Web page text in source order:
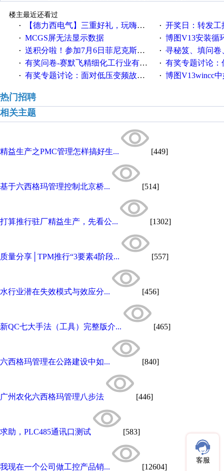
楼主最近还看过
·
【德力西电气】三重好礼，玩嗨夏日！ · 开奖日：转发工控速派
· MCGS屏无法显示数据 · 博图V13安装循环重启
· 送积分啦！参加7月6日菲尼克斯在线研讨会即得 · 寻秘笈、填问卷
· 有奖问卷-赛默飞精细化工行业有奖调查来袭！ · 有奖专题讨论：伺服选择
· 有奖专题讨论：面对低压变频故障，老手是这样解决的！ · 博图V13wincc中如何
热门招聘
相关主题
精益生产之PMC管理怎样搞好生... [449]
基于六西格玛管理控制北京桥... [514]
打算推行驻厂精益生产，先看公... [1302]
质量分享│TPM推行“3要素4阶段... [557]
水行业潜在失效模式与效应分... [456]
新QC七大手法（工具）完整版介... [465]
六西格玛管理在公路建设中如... [840]
广州农化六西格玛管理八步法 [446]
求助，PLC485通讯口测试 [583]
我现在一个公司做工控产品销... [12604]
客服